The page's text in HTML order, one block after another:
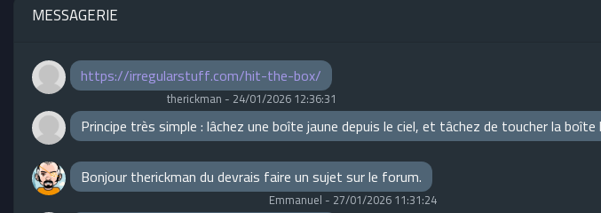
MESSAGERIE
https://irregularstuff.com/hit-the-box/
therickman - 24/01/2026 12:36:31
Principe très simple : lâchez une boîte jaune depuis le ciel, et tâchez de toucher la
Bonjour therickman du devrais faire un sujet sur le forum.
Emmanuel - 27/01/2026 11:31:24